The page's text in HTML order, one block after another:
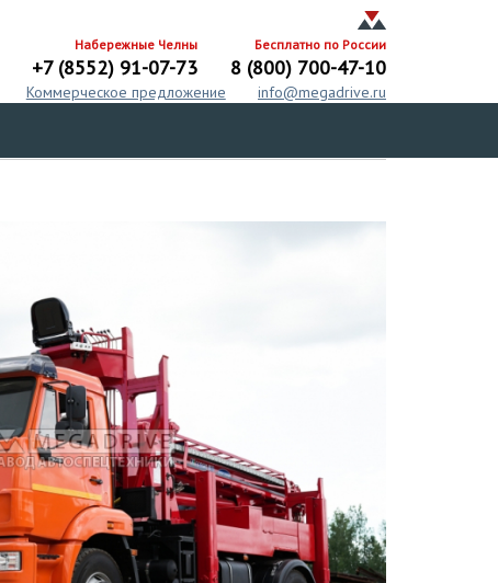
Бесплатно по России
8 (800) 700-47-10
Набережные Челны
+7 (8552) 91-07-73
Коммерческое предложение
info@megadrive.ru